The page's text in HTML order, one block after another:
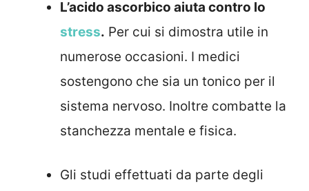
L’acido ascorbico aiuta contro lo
stress. Per cui si dimostra utile in
numerose occasioni. I medici
sostengono che sia un tonico per il
sistema nervoso. Inoltre combatte la
stanchezza mentale e fisica.
Gli studi effettuati da parte degli